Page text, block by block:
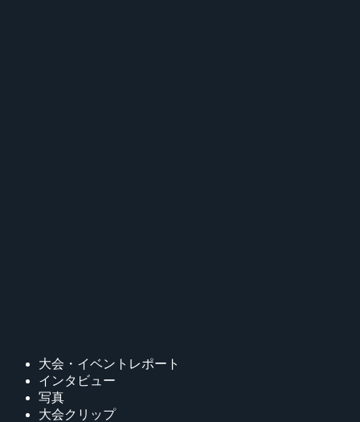
大会・イベントレポート
インタビュー
写真
大会クリップ